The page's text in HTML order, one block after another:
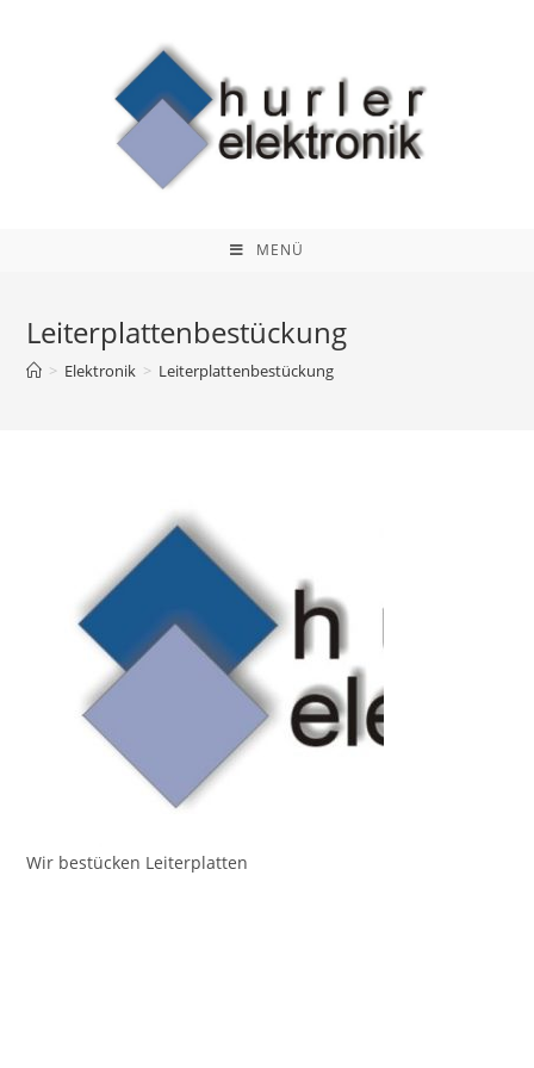
MENÜ
Leiterplattenbestückung
> Elektronik > Leiterplattenbestückung
Wir bestücken Leiterplatten